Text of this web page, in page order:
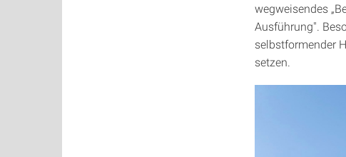
wegweisendes
Ausführung".
selbstformender
setzen.